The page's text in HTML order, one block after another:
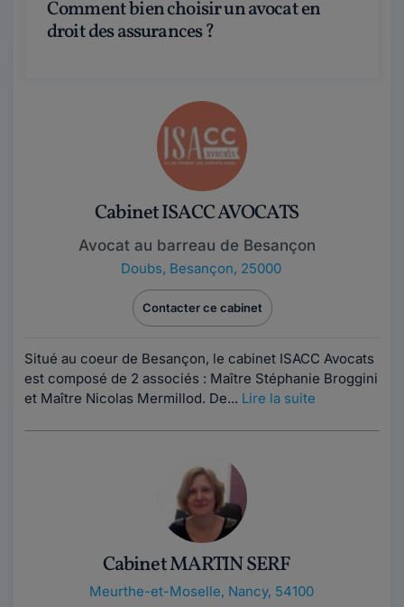
Comment bien choisir un avocat en
droit des assurances ?
Cabinet ISACC AVOCATS
Avocat au barreau de Besançon
Doubs, Besançon, 25000
Contacter ce cabinet
Situé au coeur de Besançon, le cabinet ISACC Avocats
est composé de 2 associés : Maître Stéphanie Broggini
et Maître Nicolas Mermillod. De... Lire la suite
Cabinet MARTIN SERF
Meurthe-et-Moselle, Nancy, 54100